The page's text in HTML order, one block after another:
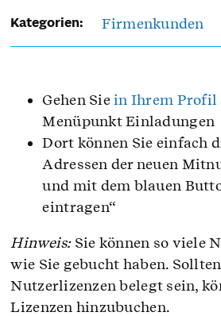
Gehen Siein Ihrem Profil
Menüpunkt Einladungen
Dort können Sie einfach
Adressen der neuen
und mit dem blauen
eintragen“
Hinweis:Sie können so viele
wie Sie gebucht haben.
Nutzerlizenzen belegt sein,
Lizenzen hinzubuchen.
Kategorien: Firmenkunden